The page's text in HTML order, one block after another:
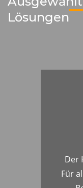
Lösungen
Der
Für